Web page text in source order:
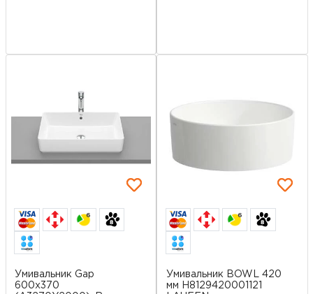
6
Умивальник Gap
600х370
6
Умивальник BOWL 420
мм H8129420001121